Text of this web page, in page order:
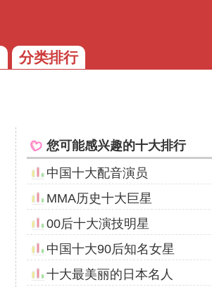
分类排行
您可能感兴趣的十大排行
中国十大配音演员
MMA历史十大巨星
00后十大演技明星
中国十大90后知名女星
十大最美丽的日本名人